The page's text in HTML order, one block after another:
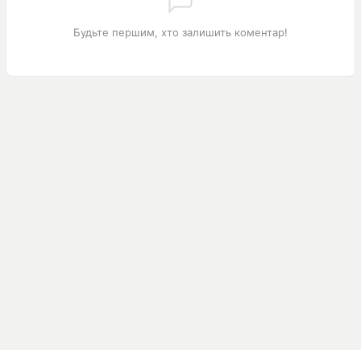
Будьте першим, хто залишить коментар!